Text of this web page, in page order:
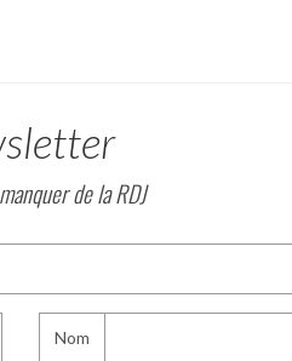
de la RDJ
Nom